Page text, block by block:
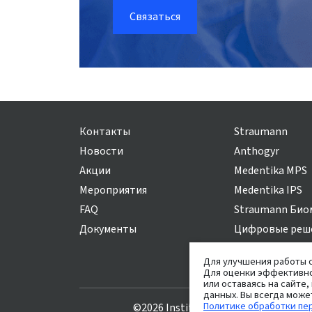
Связаться
Контакты
Новости
Акции
Мероприятия
FAQ
Документы
Straumann
Anthogyr
Medentika MPS
Medentika IPS
Straumann
Цифровые
©2026 Institut Straumann AG
Для улучшения работы
Для оценки
или оставаясь на сайте,
данных. Вы всегда
Политике обработки